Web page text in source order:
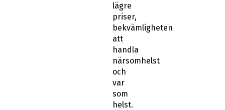
lägre
priser,
bekvämligheten
att
handla
närsomhelst
och
var
som
helst.